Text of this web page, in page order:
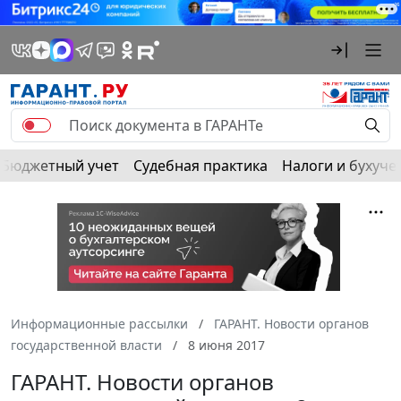
Бюджетный учет Судебная практика Налоги и
Информационные рассылки
ГАРАНТ. Новости органов
государственной власти
8 июня 2017
ГАРАНТ. Новости органов